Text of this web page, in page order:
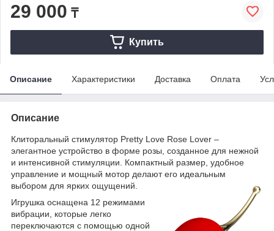
29 000 ₸
Купить
Описание Характеристики Доставка Оплата
Описание
Клиторальный стимулятор Pretty Love Rose Lover –
элегантное устройство в форме розы, созданное для нежной
и интенсивной стимуляции. Компактный размер, удобное
управление и мощный мотор делают его идеальным
выбором для ярких ощущений.
Игрушка оснащена 12 режимами
вибрации, которые легко
переключаются с помощью одной